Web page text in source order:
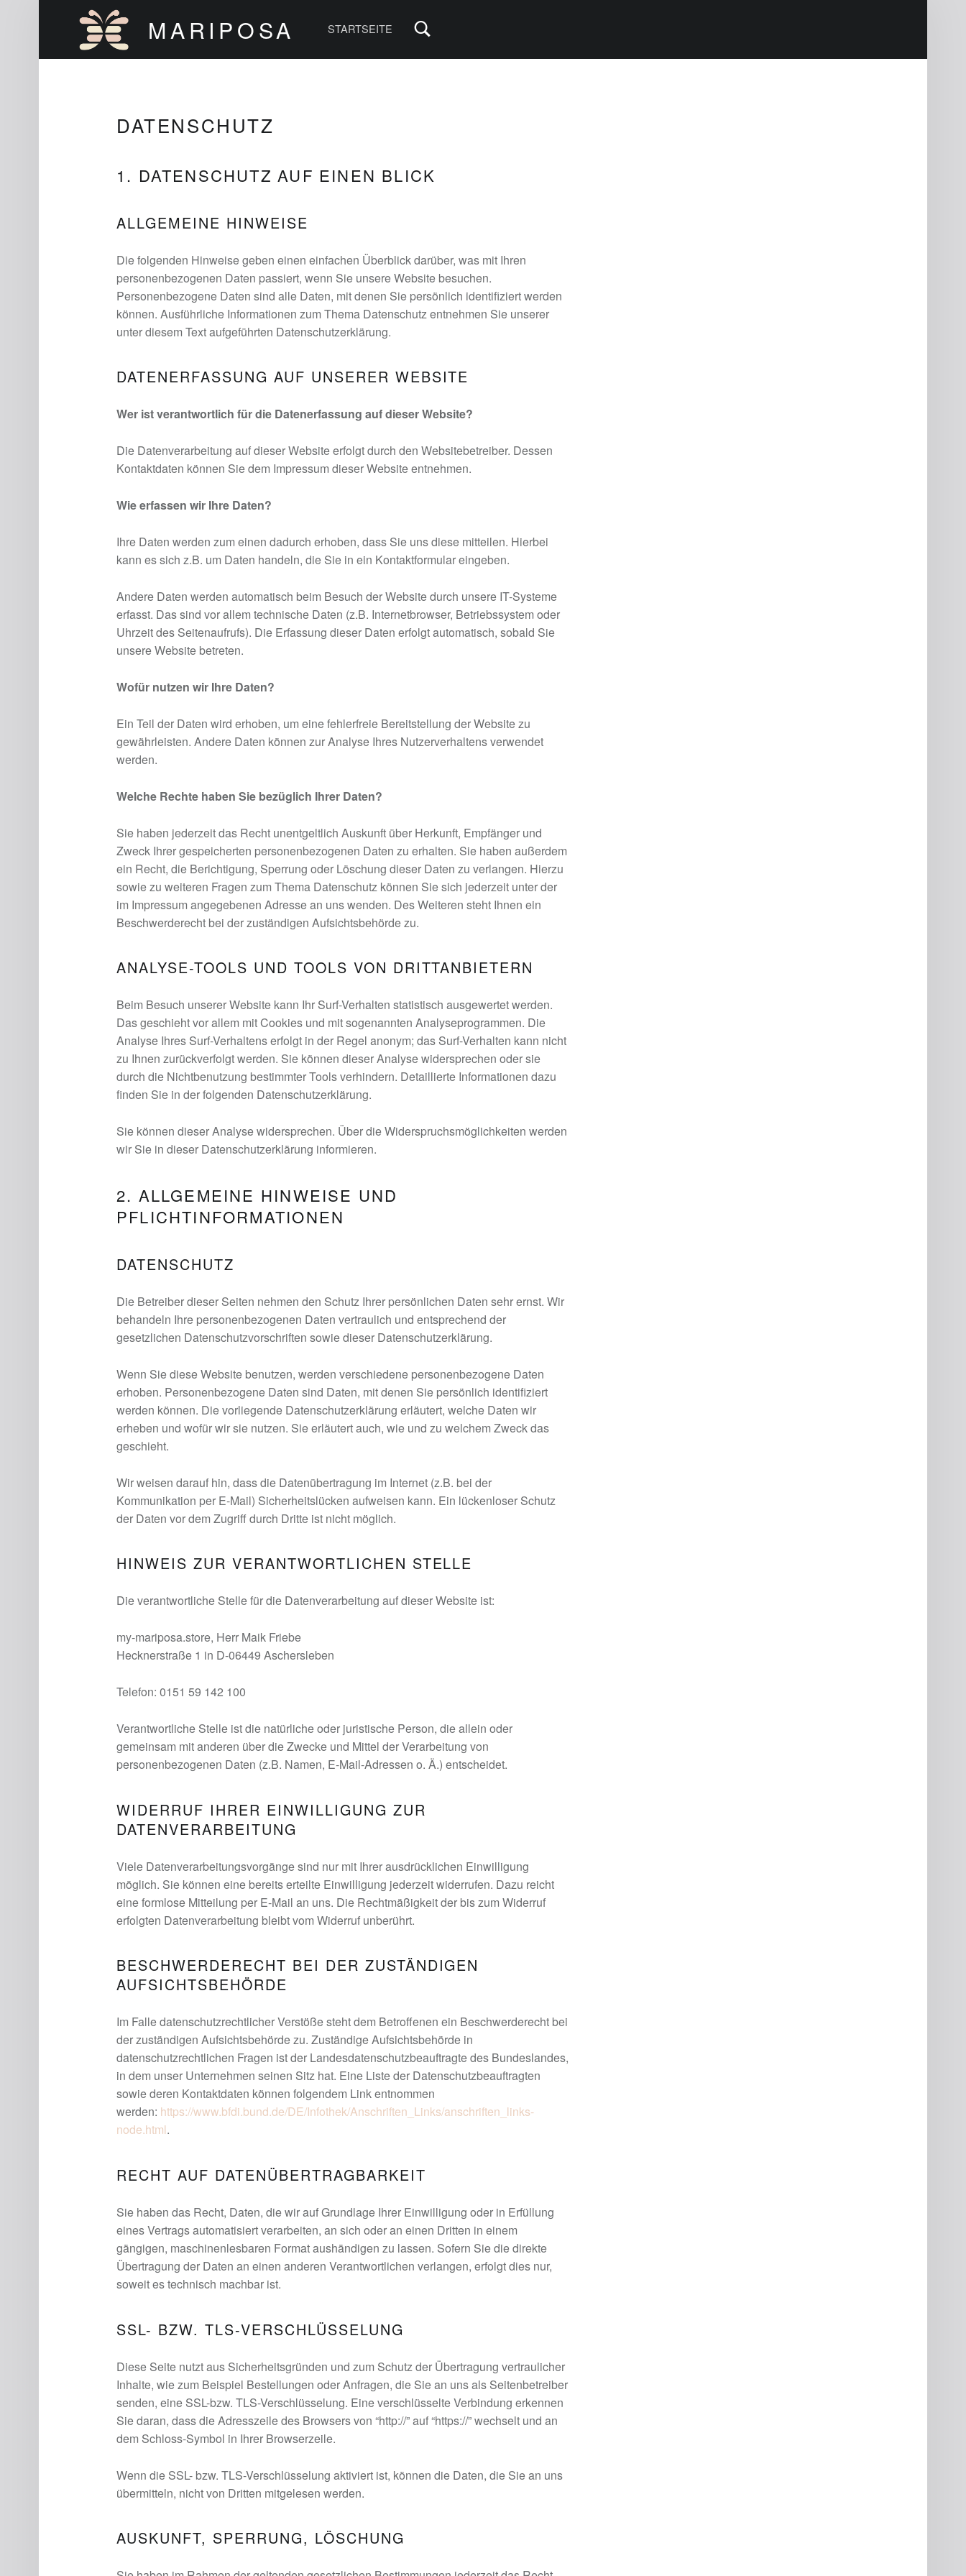
MARIPOSA STARTSEITE
DATENSCHUTZ
1. DATENSCHUTZ AUF EINEN BLICK
ALLGEMEINE HINWEISE
Die folgenden Hinweise geben einen einfachen Überblick darüber, was mit Ihren
personenbezogenen Daten passiert, wenn Sie unsere Website besuchen.
Personenbezogene Daten sind alle Daten, mit denen Sie persönlich identifiziert werden
können. Ausführliche Informationen zum Thema Datenschutz entnehmen Sie unserer
unter diesem Text aufgeführten Datenschutzerklärung.
DATENERFASSUNG AUF UNSERER WEBSITE
Wer ist verantwortlich für die Datenerfassung auf dieser Website?
Die Datenverarbeitung auf dieser Website erfolgt durch den Websitebetreiber. Dessen
Kontaktdaten können Sie dem Impressum dieser Website entnehmen.
Wie erfassen wir Ihre Daten?
Ihre Daten werden zum einen dadurch erhoben, dass Sie uns diese mitteilen. Hierbei
kann es sich z.B. um Daten handeln, die Sie in ein Kontaktformular eingeben.
Andere Daten werden automatisch beim Besuch der Website durch unsere IT-Systeme
erfasst. Das sind vor allem technische Daten (z.B. Internetbrowser, Betriebssystem oder
Uhrzeit des Seitenaufrufs). Die Erfassung dieser Daten erfolgt automatisch, sobald Sie
unsere Website betreten.
Wofür nutzen wir Ihre Daten?
Ein Teil der Daten wird erhoben, um eine fehlerfreie Bereitstellung der Website zu
gewährleisten. Andere Daten können zur Analyse Ihres Nutzerverhaltens verwendet
werden.
Welche Rechte haben Sie bezüglich Ihrer Daten?
Sie haben jederzeit das Recht unentgeltlich Auskunft über Herkunft, Empfänger und
Zweck Ihrer gespeicherten personenbezogenen Daten zu erhalten. Sie haben außerdem
ein Recht, die Berichtigung, Sperrung oder Löschung dieser Daten zu verlangen. Hierzu
sowie zu weiteren Fragen zum Thema Datenschutz können Sie sich jederzeit unter der
im Impressum angegebenen Adresse an uns wenden. Des Weiteren steht Ihnen ein
Beschwerderecht bei der zuständigen Aufsichtsbehörde zu.
ANALYSE-TOOLS UND TOOLS VON DRITTANBIETERN
Beim Besuch unserer Website kann Ihr Surf-Verhalten statistisch ausgewertet werden.
Das geschieht vor allem mit Cookies und mit sogenannten Analyseprogrammen. Die
Analyse Ihres Surf-Verhaltens erfolgt in der Regel anonym; das Surf-Verhalten kann nicht
zu Ihnen zurückverfolgt werden. Sie können dieser Analyse widersprechen oder sie
durch die Nichtbenutzung bestimmter Tools verhindern. Detaillierte Informationen dazu
finden Sie in der folgenden Datenschutzerklärung.
Sie können dieser Analyse widersprechen. Über die Widerspruchsmöglichkeiten werden
wir Sie in dieser Datenschutzerklärung informieren.
2. ALLGEMEINE HINWEISE UND
PFLICHTINFORMATIONEN
DATENSCHUTZ
Die Betreiber dieser Seiten nehmen den Schutz Ihrer persönlichen Daten sehr ernst. Wir
behandeln Ihre personenbezogenen Daten vertraulich und entsprechend der
gesetzlichen Datenschutzvorschriften sowie dieser Datenschutzerklärung.
Wenn Sie diese Website benutzen, werden verschiedene personenbezogene Daten
erhoben. Personenbezogene Daten sind Daten, mit denen Sie persönlich identifiziert
werden können. Die vorliegende Datenschutzerklärung erläutert, welche Daten wir
erheben und wofür wir sie nutzen. Sie erläutert auch, wie und zu welchem Zweck das
geschieht.
Wir weisen darauf hin, dass die Datenübertragung im Internet (z.B. bei der
Kommunikation per E-Mail) Sicherheitslücken aufweisen kann. Ein lückenloser Schutz
der Daten vor dem Zugriff durch Dritte ist nicht möglich.
HINWEIS ZUR VERANTWORTLICHEN STELLE
Die verantwortliche Stelle für die Datenverarbeitung auf dieser Website ist:
my-mariposa.store, Herr Maik Friebe
Hecknerstraße 1 in D-06449 Aschersleben
Telefon: 0151 59 142 100
Verantwortliche Stelle ist die natürliche oder juristische Person, die allein oder
gemeinsam mit anderen über die Zwecke und Mittel der Verarbeitung von
personenbezogenen Daten (z.B. Namen, E-Mail-Adressen o. Ä.) entscheidet.
WIDERRUF IHRER EINWILLIGUNG ZUR
DATENVERARBEITUNG
Viele Datenverarbeitungsvorgänge sind nur mit Ihrer ausdrücklichen Einwilligung
möglich. Sie können eine bereits erteilte Einwilligung jederzeit widerrufen. Dazu reicht
eine formlose Mitteilung per E-Mail an uns. Die Rechtmäßigkeit der bis zum Widerruf
erfolgten Datenverarbeitung bleibt vom Widerruf unberührt.
BESCHWERDERECHT BEI DER ZUSTÄNDIGEN
AUFSICHTSBEHÖRDE
Im Falle datenschutzrechtlicher Verstöße steht dem Betroffenen ein Beschwerderecht bei
der zuständigen Aufsichtsbehörde zu. Zuständige Aufsichtsbehörde in
datenschutzrechtlichen Fragen ist der Landesdatenschutzbeauftragte des Bundeslandes,
in dem unser Unternehmen seinen Sitz hat. Eine Liste der Datenschutzbeauftragten
sowie deren Kontaktdaten können folgendem Link entnommen
werden: https://www.bfdi.bund.de/DE/Infothek/Anschriften_Links/anschriften_links-
node.html.
RECHT AUF DATENÜBERTRAGBARKEIT
Sie haben das Recht, Daten, die wir auf Grundlage Ihrer Einwilligung oder in Erfüllung
eines Vertrags automatisiert verarbeiten, an sich oder an einen Dritten in einem
gängigen, maschinenlesbaren Format aushändigen zu lassen. Sofern Sie die direkte
Übertragung der Daten an einen anderen Verantwortlichen verlangen, erfolgt dies nur,
soweit es technisch machbar ist.
SSL- BZW. TLS-VERSCHLÜSSELUNG
Diese Seite nutzt aus Sicherheitsgründen und zum Schutz der Übertragung vertraulicher
Inhalte, wie zum Beispiel Bestellungen oder Anfragen, die Sie an uns als Seitenbetreiber
senden, eine SSL-bzw. TLS-Verschlüsselung. Eine verschlüsselte Verbindung erkennen
Sie daran, dass die Adresszeile des Browsers von “http://” auf “https://” wechselt und an
dem Schloss-Symbol in Ihrer Browserzeile.
Wenn die SSL- bzw. TLS-Verschlüsselung aktiviert ist, können die Daten, die Sie an uns
übermitteln, nicht von Dritten mitgelesen werden.
AUSKUNFT, SPERRUNG, LÖSCHUNG